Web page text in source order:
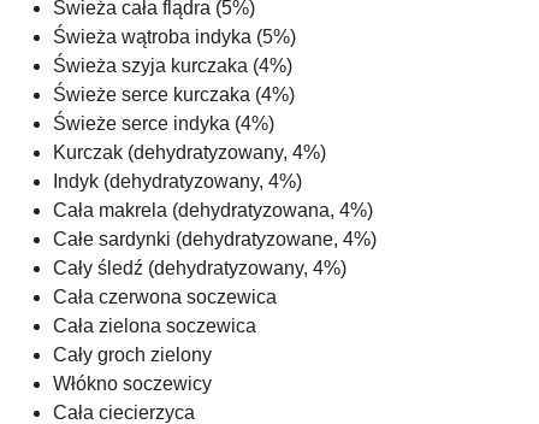
Świeża cała flądra (5%)
Świeża wątroba indyka (5%)
Świeża szyja kurczaka (4%)
Świeże serce kurczaka (4%)
Świeże serce indyka (4%)
Kurczak (dehydratyzowany, 4%)
Indyk (dehydratyzowany, 4%)
Cała makrela (dehydratyzowana, 4%)
Całe sardynki (dehydratyzowane, 4%)
Cały śledź (dehydratyzowany, 4%)
Cała czerwona soczewica
Cała zielona soczewica
Cały groch zielony
Włókno soczewicy
Cała ciecierzyca